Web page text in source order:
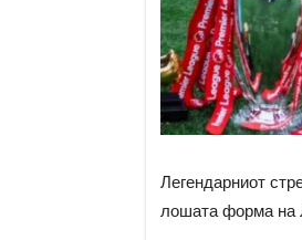
Легендарниот
лошата форма на